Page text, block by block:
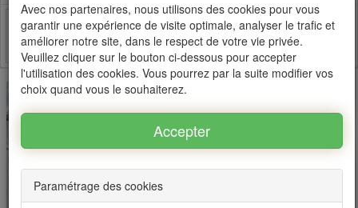
Avec nos partenaires, nous utilisons des cookies pour vous
garantir une expérience de visite optimale, analyser le trafic et
améliorer notre site, dans le respect de votre vie privée.
Veuillez cliquer sur le bouton ci-dessous pour accepter
l'utilisation des cookies. Vous pourrez par la suite modifier vos
choix quand vous le souhaiterez.
Paramétrage des cookies
Facebook Twitter Email